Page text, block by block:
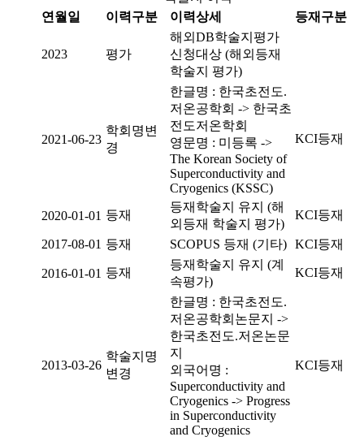
연월일
이력구분 이력상세 등재구분
2023 평가
해외DB학술지평가
신청대상 (해외등재
학술지 평가)
2021-06-23
학회명변
경
한글명 : 한국초전도.
저온공학회 -> 한국초
전도저온학회
영문명 : 미등록 ->
The Korean Society of
Superconductivity and
Cryogenics (KSSC)
KCI등재
2020-01-01 등재
등재학술지 유지 (해
외등재 학술지 평가)
KCI등재
2017-08-01 등재 SCOPUS 등재 (기타) KCI등재
2016-01-01 등재
등재학술지 유지 (계
속평가)
KCI등재
2013-03-26
학술지명
변경
한글명 : 한국초전도.
저온공학회논문지 ->
한국초전도.저온논문
지
외국어명 :
Superconductivity and
Cryogenics -> Progress
in Superconductivity
and Cryogenics
KCI등재